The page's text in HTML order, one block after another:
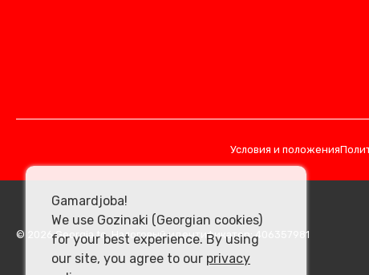
Условия и положения
© 2026 Georgia.to. Налоговый идентификатор: 406357981
Gamardjoba!
We use Gozinaki (Georgian cookies)
for your best experience. By using
our site, you agree to our privacy